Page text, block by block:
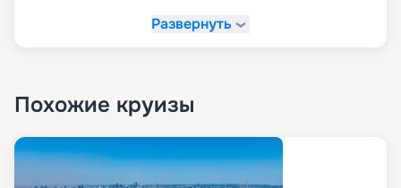
Развернуть
Похожие круизы